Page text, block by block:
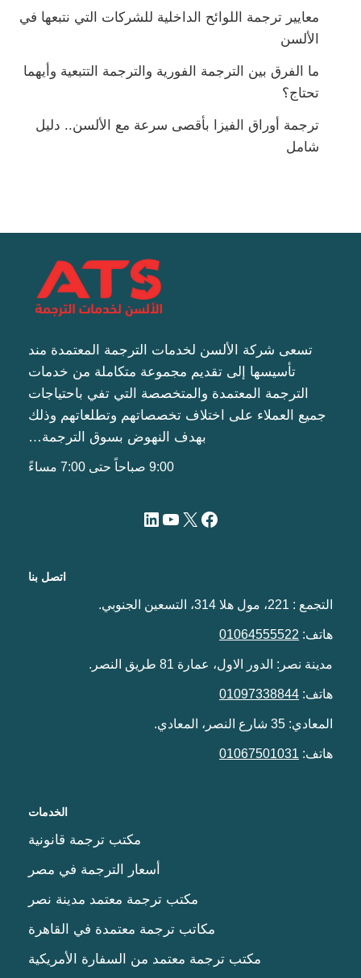
معايير ترجمة اللوائح الداخلية للشركات التي نتبعها في
الألسن
ما الفرق بين الترجمة الفورية والترجمة التتبعية وأيهما
تحتاج؟
ترجمة أوراق الفيزا بأقصى سرعة مع الألسن.. دليل
شامل
تسعى شركة الألسن لخدمات الترجمة المعتمدة مند
تأسيسها إلى تقديم مجموعة متكاملة من خدمات
الترجمة المعتمدة والمتخصصة التي تفي باحتياجات
جميع العملاء على اختلاف تخصصاتهم وتطلعاتهم وذلك
بهدف النهوض بسوق الترجمة…
اتصل بنا
التجمع : 221، مول هلا 314، التسعين الجنوبي.
هاتف: 01064555522
مدينة نصر: الدور الاول، عمارة 81 طريق النصر.
هاتف: 01097338844
المعادي: 35 شارع النصر، المعادي.
هاتف: 01067501031
الخدمات
مكتب ترجمة قانونية
أسعار الترجمة في مصر
مكتب ترجمة معتمد مدينة نصر
مكاتب ترجمة معتمدة في القاهرة
مكتب ترجمة معتمد من السفارة الأمريكية